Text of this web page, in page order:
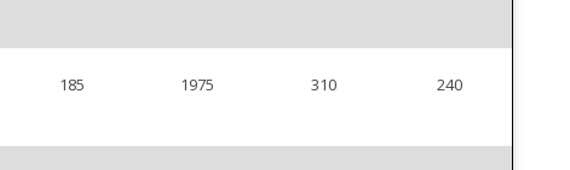
185 1975 310 240